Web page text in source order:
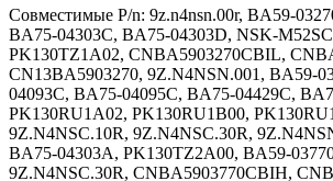
Совместимые P/n: 9z.n4nsn.00r, BA59-
BA75-04303C, BA75-04303D, NSK-
PK130TZ1A02, CNBA5903270CBIL,
CN13BA5903270, 9Z.N4NSN.001, BA59-
04093C, BA75-04095C, BA75-04429C,
PK130RU1A02, PK130RU1B00,
9Z.N4NSC.10R, 9Z.N4NSC.30R,
BA75-04303A, PK130TZ2A00, BA59-
9Z.N4NSC.30R, CNBA5903770CBIH,